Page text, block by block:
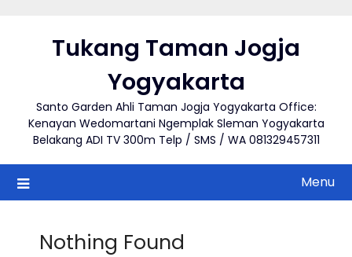
Tukang Taman Jogja
Yogyakarta
Santo Garden Ahli Taman Jogja Yogyakarta Office:
Kenayan Wedomartani Ngemplak Sleman Yogyakarta
Belakang ADI TV 300m Telp / SMS / WA 081329457311
Menu
Nothing Found